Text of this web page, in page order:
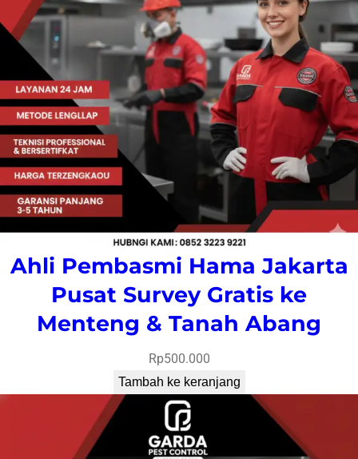
Ahli Pembasmi Hama Jakarta
Pusat Survey Gratis ke
Menteng & Tanah Abang
Rp500.000
Tambah ke keranjang